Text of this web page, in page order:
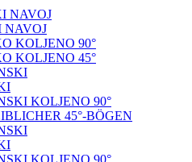
NAVOJ
NAVOJ
KOLJENO 90°
KOLJENO 45°
KOLJENO 90°
45°-BÖGEN
KOLJENO 90°